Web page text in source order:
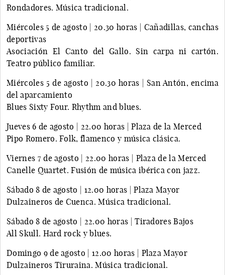
Rondadores. Música tradicional.
Miércoles 5 de agosto | 20.30 horas | Cañadillas, canchas
deportivas
Asociación El Canto del Gallo. Sin carpa ni cartón.
Teatro público familiar.
Miércoles 5 de agosto | 20.30 horas | San Antón, encima
del aparcamiento
Blues Sixty Four. Rhythm and blues.
Jueves 6 de agosto | 22.00 horas | Plaza de la Merced
Pipo Romero. Folk, flamenco y música clásica.
Viernes 7 de agosto | 22.00 horas | Plaza de la Merced
Canelle Quartet. Fusión de música ibérica con jazz.
Sábado 8 de agosto | 12.00 horas | Plaza Mayor
Dulzaineros de Cuenca. Música tradicional.
Sábado 8 de agosto | 22.00 horas | Tiradores Bajos
All Skull. Hard rock y blues.
Domingo 9 de agosto | 12.00 horas | Plaza Mayor
Dulzaineros Tiruraina. Música tradicional.